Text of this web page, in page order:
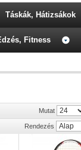
Táskák, Hátizsákok
Fitness
Mutat
Rendezés